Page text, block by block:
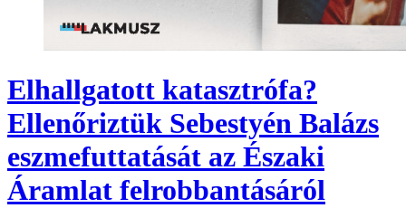
Elhallgatott katasztrófa?
Ellenőriztük Sebestyén Balázs
eszmefuttatását az Északi
Áramlat felrobbantásáról